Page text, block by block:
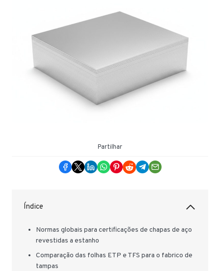
Partilhar
Índice
Normas globais para certificações de chapas de aço
revestidas a estanho
Comparação das folhas ETP e TFS para o fabrico de
tampas